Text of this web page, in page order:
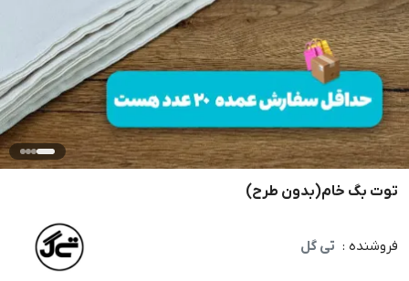
توت بگ خام(بدون طرح)
فروشنده : تی گل